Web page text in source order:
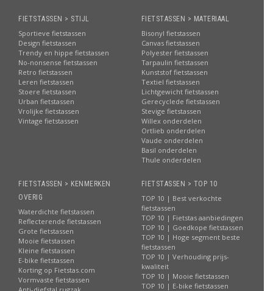
FIETSTASSEN > STIJL
Sportieve fietstassen
Design fietstassen
Trendy en hippe fietstassen
No-nonsense fietstassen
Retro fietstassen
Leren fietstassen
Stoere fietstassen
Urban fietstassen
Vrolijke fietstassen
Vintage fietstassen
FIETSTASSEN > MATERIAAL
Bisonyl fietstassen
Canvas fietstassen
Polyester fietstassen
Tarpaulin fietstassen
Kunststof fietstassen
Textiel fietstassen
Lichtgewicht fietstassen
Gerecyclede fietstassen
Stevige fietstassen
Willex onderdelen
Ortlieb onderdelen
Vaude onderdelen
Basil onderdelen
Thule onderdelen
FIETSTASSEN > KENMERKEN
OVERIG
Waterdichte fietstassen
Reflecterende fietstassen
Grote fietstassen
Mooie fietstassen
Kleine fietstassen
E-bike fietstassen
Korting op Fietstas.com
Vormvaste fietstassen
FIETSTASSEN > TOP 10
TOP 10 | Best verkochte
fietstassen
TOP 10 | Fietstas aanbiedingen
TOP 10 | Goedkope fietstassen
TOP 10 | Hoge segment beste
fietstassen
TOP 10 | Verhouding prijs-
kwaliteit
TOP 10 | Mooie fietstassen
TOP 10 | E-bike fietstassen